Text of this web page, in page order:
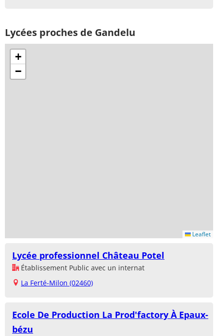
Lycées proches de Gandelu
+
−
Leaflet
Lycée professionnel Château Potel
Établissement Public avec un internat
La Ferté-Milon (02460)
Ecole De Production La Prod'factory À Epaux-
bézu